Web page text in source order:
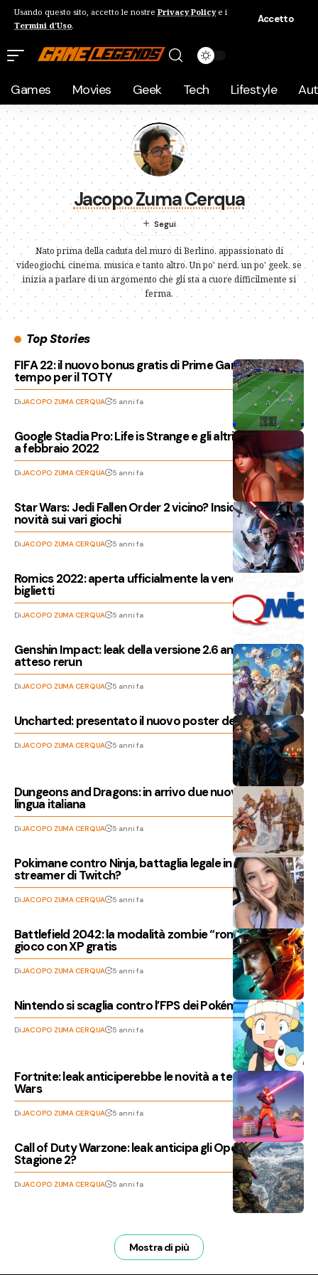
Usando questo sito, accetto le nostre Privacy Policye i
Termini d'Uso.
Accetto
Games Movies Geek Tech Lifestyle
Jacopo Zuma Cerqua
Nato prima della caduta del muro di Berlino, appassionato di
videogiochi, cinema, musica e tanto altro. Un po' nerd, un po' geek, se
inizia a parlare di un argomento che gli sta a cuore difficilmente si
ferma.
Top Stories
FIFA 22: il nuovo bonus gratis di Prime Gaming è in
tempo per il TOTY
DiJACOPO ZUMA CERQUA 5 anni fa
Google Stadia Pro: Life is Strange e gli altri giochi gratis
a febbraio 2022
DiJACOPO ZUMA CERQUA 5 anni fa
Star Wars: Jedi Fallen Order 2 vicino? Insider anticipa
novità sui vari giochi
DiJACOPO ZUMA CERQUA 5 anni fa
Romics 2022: aperta ufficialmente la vendita dei
biglietti
DiJACOPO ZUMA CERQUA 5 anni fa
Genshin Impact: leak della versione 2.6 anticipa un
atteso rerun
DiJACOPO ZUMA CERQUA 5 anni fa
Uncharted: presentato il nuovo poster del film Sony
DiJACOPO ZUMA CERQUA 5 anni fa
Dungeons and Dragons: in arrivo due nuovi manuali in
lingua italiana
DiJACOPO ZUMA CERQUA 5 anni fa
Pokimane contro Ninja, battaglia legale in arrivo per gli
streamer di Twitch?
DiJACOPO ZUMA CERQUA 5 anni fa
Battlefield 2042: la modalità zombie “rompeva” il
gioco con XP gratis
DiJACOPO ZUMA CERQUA 5 anni fa
Nintendo si scaglia contro l’FPS dei Pokémon
DiJACOPO ZUMA CERQUA 5 anni fa
Fortnite: leak anticiperebbe le novità a tema Star
Wars
DiJACOPO ZUMA CERQUA 5 anni fa
Call of Duty Warzone: leak anticipa gli Operatori della
Stagione 2?
DiJACOPO ZUMA CERQUA 5 anni fa
Mostra di più